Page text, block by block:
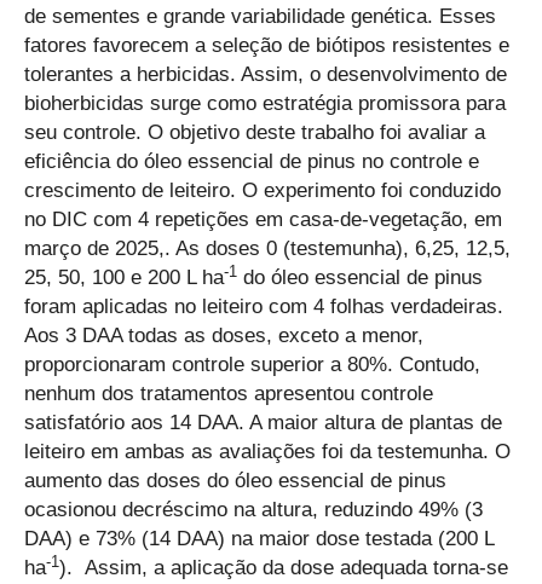
de sementes e grande variabilidade genética. Esses
fatores favorecem a seleção de biótipos resistentes e
tolerantes a herbicidas. Assim, o desenvolvimento de
bioherbicidas surge como estratégia promissora para
seu controle. O objetivo deste trabalho foi avaliar a
eficiência do óleo essencial de pinus no controle e
crescimento de leiteiro. O experimento foi conduzido
no DIC com 4 repetições em casa-de-vegetação, em
março de 2025,. As doses 0 (testemunha), 6,25, 12,5,
25, 50, 100 e 200 L ha-1 do óleo essencial de pinus
foram aplicadas no leiteiro com 4 folhas verdadeiras.
Aos 3 DAA todas as doses, exceto a menor,
proporcionaram controle superior a 80%. Contudo,
nenhum dos tratamentos apresentou controle
satisfatório aos 14 DAA. A maior altura de plantas de
leiteiro em ambas as avaliações foi da testemunha. O
aumento das doses do óleo essencial de pinus
ocasionou decréscimo na altura, reduzindo 49% (3
DAA) e 73% (14 DAA) na maior dose testada (200 L
ha-1 ). Assim, a aplicação da dose adequada torna-se